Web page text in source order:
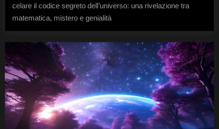
di
Ramanujan
codice
dell’universo
celare il codice segreto dell’universo: una rivelazione tra
matematica, mistero e genialità